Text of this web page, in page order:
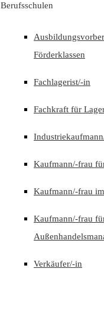
Berufsschulen
Förderklassen
Fachlagerist/-in
Fachkraft für
Kaufmann/-frau
Kaufmann/-frau
Kaufmann/-frau
Verkäufer/-in